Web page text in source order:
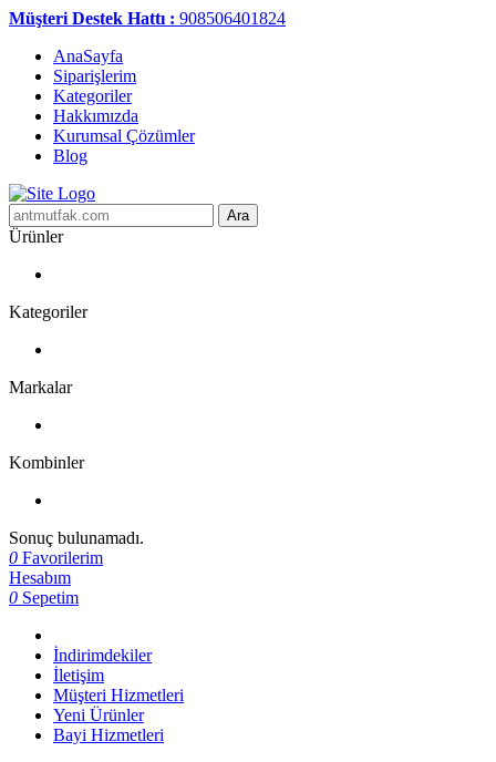
Müşteri Destek Hattı : 908506401824
AnaSayfa
Siparişlerim
Kategoriler
Hakkımızda
Kurumsal Çözümler
Blog
Ara
Ürünler
Kategoriler
Markalar
Kombinler
Sonuç bulunamadı.
0 Favorilerim
Hesabım
0 Sepetim
İndirimdekiler
İletişim
Müşteri Hizmetleri
Yeni Ürünler
Bayi Hizmetleri